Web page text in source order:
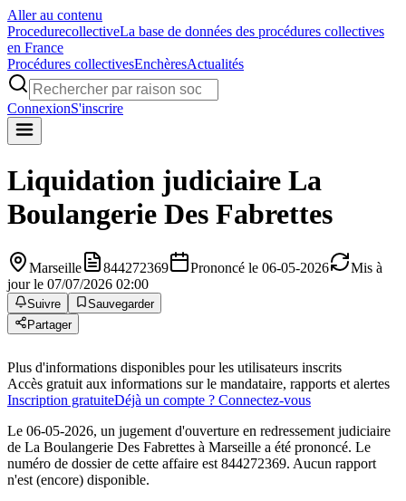
Aller au contenu
ProcedurecollectiveLa base de données des procédures collectives
en France
Procédures collectivesEnchèresActualités
ConnexionS'inscrire
Liquidation judiciaire La
Boulangerie Des Fabrettes
Marseille 844272369 Prononcé le 06-05-2026
Mis à
jour le 07/07/2026 02:00
Suivre
Sauvegarder
Partager
Plus d'informations disponibles pour les utilisateurs inscrits
Accès gratuit aux informations sur le mandataire, rapports et alertes
Inscription gratuiteDéjà un compte ? Connectez-vous
Le 06-05-2026, un jugement d'ouverture en redressement judiciaire
de La Boulangerie Des Fabrettes à Marseille a été prononcé. Le
numéro de dossier de cette affaire est 844272369. Aucun rapport
n'est (encore) disponible.